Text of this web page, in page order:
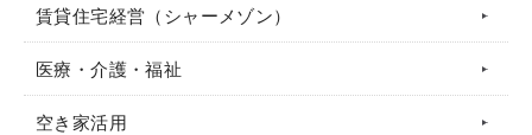
賃貸住宅経営（シャーメゾン）
医療・介護・福祉
空き家活用